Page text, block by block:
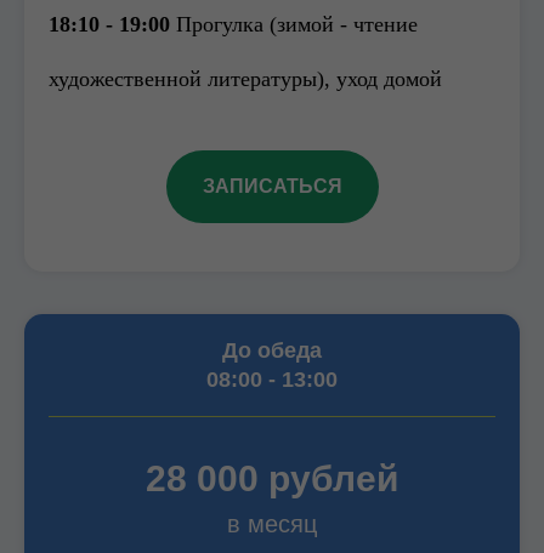
18:10 - 19:00 Прогулка (зимой - чтение
художественной литературы), уход домой
ЗАПИСАТЬСЯ
До обеда
08:00 - 13:00
28 000 рублей
в месяц